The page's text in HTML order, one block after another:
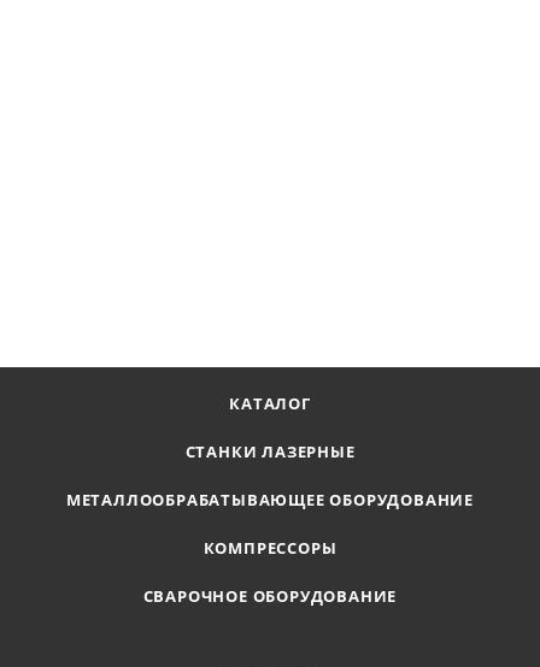
КАТАЛОГ
СТАНКИ ЛАЗЕРНЫЕ
МЕТАЛЛООБРАБАТЫВАЮЩЕЕ ОБОРУДОВАНИЕ
КОМПРЕССОРЫ
СВАРОЧНОЕ ОБОРУДОВАНИЕ